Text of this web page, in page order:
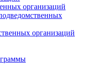
организаций
организаций